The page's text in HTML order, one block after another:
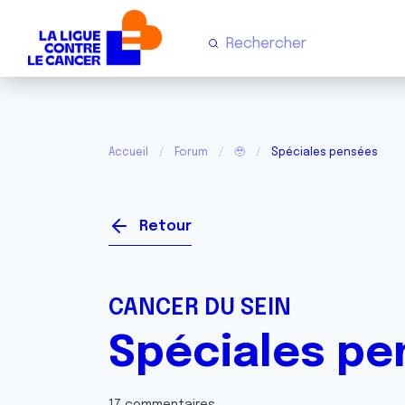
Accueil Forum 🥹 Spéciales pensées
Retour
CANCER DU SEIN
Spéciales